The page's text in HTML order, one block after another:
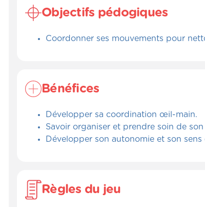
Objectifs pédogiques
Coordonner ses mouvements pour
Bénéfices
Développer sa coordination œil-main.
Savoir organiser et prendre soin de son
Développer son autonomie et son
Règles du jeu